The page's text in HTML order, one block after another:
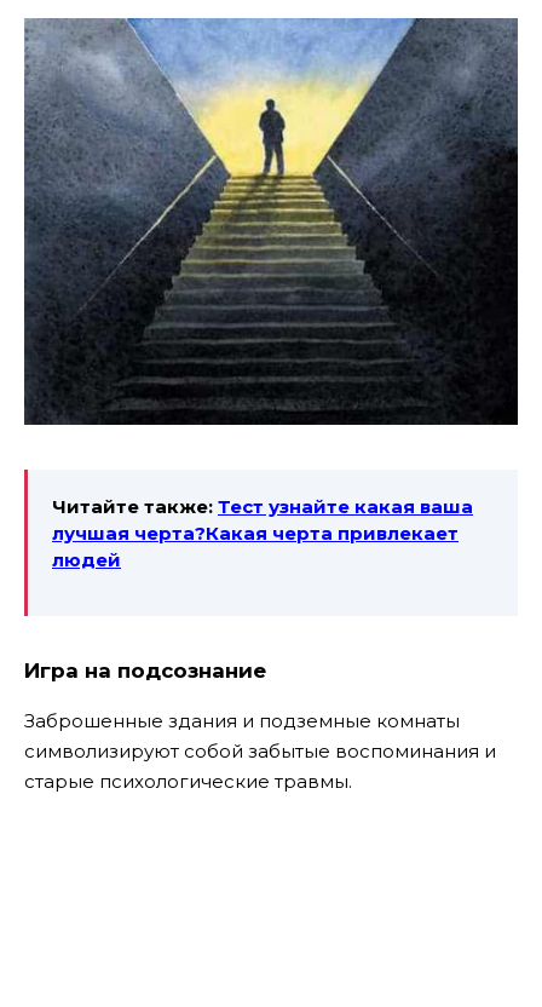
Читайте также: Тест узнайте какая ваша
лучшая черта?Какая черта привлекает
людей
Игра на подсознание
Заброшенные здания и подземные комнаты
символизируют собой забытые воспоминания и
старые психологические травмы.